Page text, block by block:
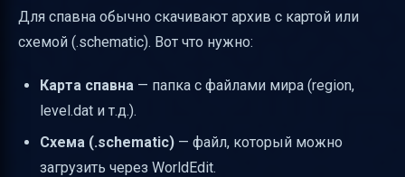
Где искать помощь и дополнительные
ресурсы
Для спавна обычно скачивают архив с картой или
схемой (.schematic). Вот что нужно:
Карта спавна — папка с файлами мира (region,
level.dat и т.д.).
Схема (.schematic) — файл, который можно
загрузить через WorldEdit.